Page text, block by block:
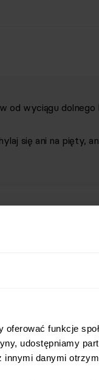
funkcje
udostępniamy
danymi
od wyciągu dolnego
się ani na pięty,